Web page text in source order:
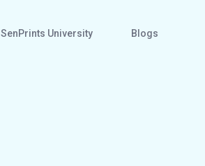
SenPrints University Blogs